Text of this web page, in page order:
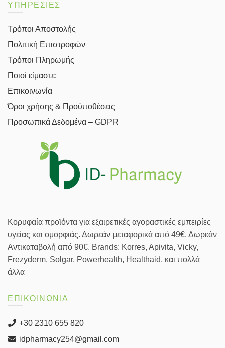
ΥΠΗΡΕΣΙΕΣ
Τρόποι Αποστολής
Πολιτική Επιστροφών
Τρόποι Πληρωμής
Ποιοί είμαστε;
Επικοινωνία
Όροι χρήσης & Προϋποθέσεις
Προσωπικά Δεδομένα – GDPR
Κορυφαία προϊόντα για εξαιρετικές αγοραστικές εμπειρίες
υγείας και ομορφιάς. Δωρεάν μεταφορικά από 49€. Δωρεάν
Αντικαταβολή από 90€. Brands: Korres, Apivita, Vicky,
Frezyderm, Solgar, Powerhealth, Healthaid, και πολλά
άλλα
ΕΠΙΚΟΙΝΩΝΙΑ
+30 2310 655 820
idpharmacy254@gmail.com